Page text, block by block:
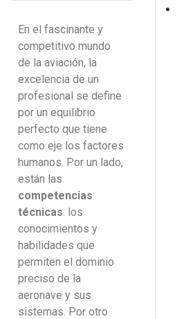
En el fascinante y
competitivo mundo
de la aviación, la
excelencia de un
profesional se define
por un equilibrio
perfecto que tiene
como eje los factores
humanos. Por un lado,
están las
competencias
técnicas: los
conocimientos y
habilidades que
permiten el dominio
preciso de la
aeronave y sus
sistemas. Por otro